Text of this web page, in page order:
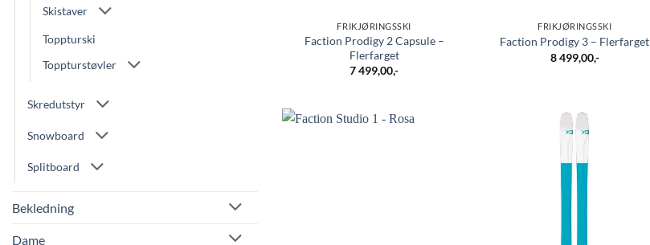
Skistaver
Toppturski
Toppturstøvler
Skredutstyr
Snowboard
Splitboard
Bekledning
Dame
FRIKJØRINGSSKI
Faction Prodigy 2 Capsule –
Flerfarget
7 499,00,-
FRIKJØRINGSSKI
Faction Prodigy 3 – Flerfarget
8 499,00,-